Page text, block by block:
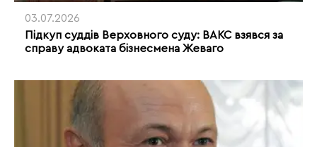
03.07.2026
Підкуп суддів Верховного суду: ВАКС взявся за
справу адвоката бізнесмена Жеваго